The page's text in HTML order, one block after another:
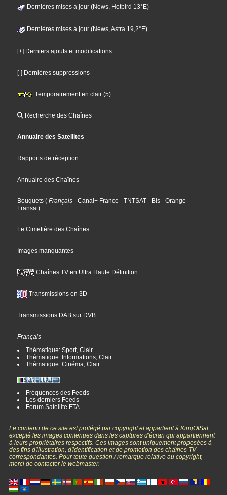
Dernières mises à jour (News, Hotbird 13°E)
Dernières mises à jour (News, Astra 19,2°E)
[+] Derniers ajouts et modifications
[-] Dernières suppressions
Temporairement en clair (5)
Recherche des Chaînes
Annuaire des Satellites
Rapports de réception
Annuaire des Chaînes
Bouquets ( Français - Canal+ France - TNTSAT - Bis - Orange -
Fransat)
Le Cimetière des Chaînes
Images manquantes
Chaînes TV en Ultra Haute Définition
Transmissions en 3D
Transmissions DAB sur DVB
Français
Thématique: Sport, Clair
Thématique: Informations, Clair
Thématique: Cinéma, Clair
Fréquences des Feeds
Les derniers Feeds
Forum Satellite FTA
Le contenu de ce site est protégé par copyright et appartient à KingOfSat,
excepté les images contenues dans les captures d'écran qui appartiennent
à leurs propriétaires respectifs. Ces images sont uniquement proposées à
des fins d'illustration, d'identification et de promotion des chaînes TV
correspondantes. Pour toute question / remarque relative au copyright,
merci de contacter le webmaster.